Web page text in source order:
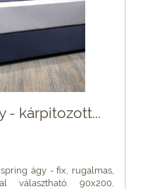
- kárpitozott...
ágy - fix, rugalmas,
választható. 90x200,